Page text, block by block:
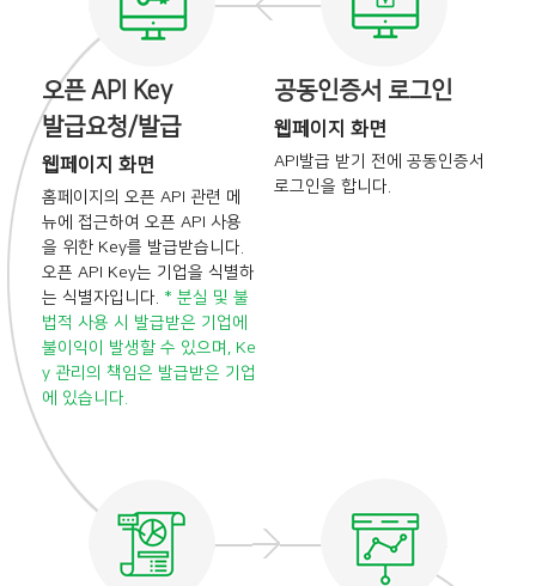
공동인증서 로그인
웹페이지 화면
API발급 받기 전에 공동인증서
로그인을 합니다.
오픈 API Key
발급요청/발급
웹페이지 화면
홈페이지의 오픈 API 관련 메
뉴에 접근하여 오픈 API 사용
을 위한 Key를 발급받습니다.
오픈 API Key는 기업을 식별하
는 식별자입니다. * 분실 및 불
법적 사용 시 발급받은 기업에
불이익이 발생할 수 있으며, Ke
y 관리의 책임은 발급받은 기업
에 있습니다.